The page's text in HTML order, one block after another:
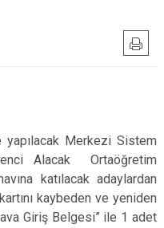
Merkezi Sistem
Alacak Ortaöğretim
katılacak adaylardan
kaybeden ve yeniden
Giriş Belgesi” ile 1 adet